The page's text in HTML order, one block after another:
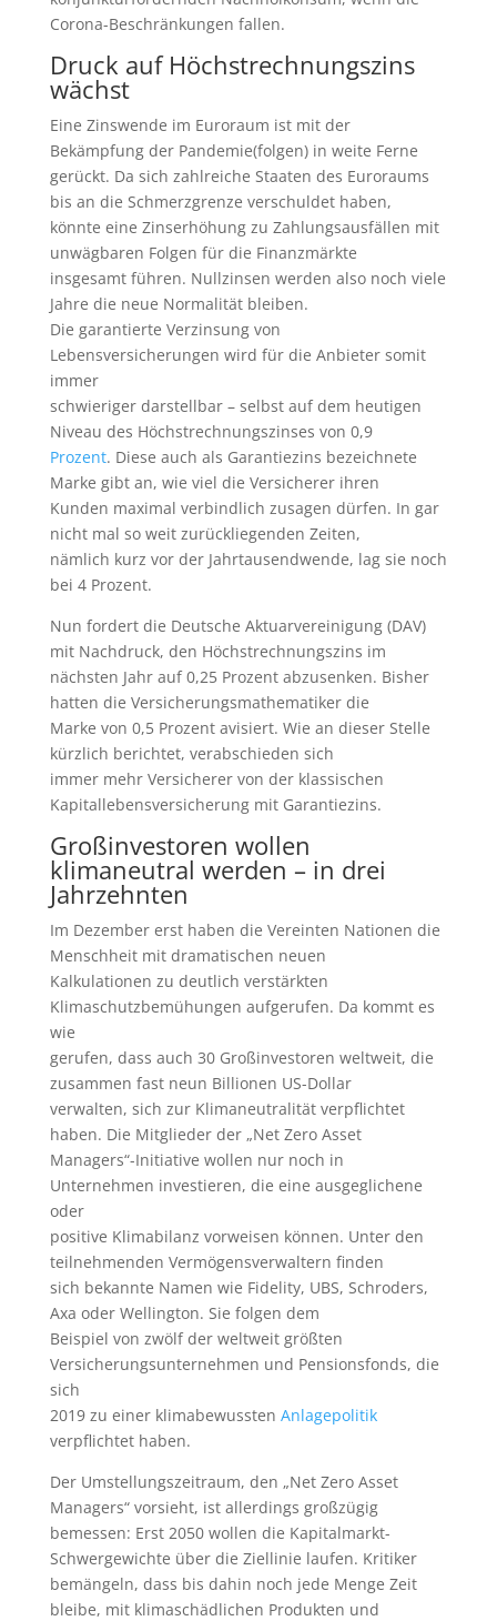
Corona-Beschränkungen fallen.
Druck auf Höchstrechnungszins
wächst
Eine Zinswende im Euroraum ist mit der
Bekämpfung der Pandemie(folgen) in weite Ferne
gerückt. Da sich zahlreiche Staaten des Euroraums
bis an die Schmerzgrenze verschuldet haben,
könnte eine Zinserhöhung zu Zahlungsausfällen mit
unwägbaren Folgen für die Finanzmärkte
insgesamt führen. Nullzinsen werden also noch viele
Jahre die neue Normalität bleiben.
Die garantierte Verzinsung von
Lebensversicherungen wird für die Anbieter somit
immer
schwieriger darstellbar – selbst auf dem heutigen
Niveau des Höchstrechnungszinses von 0,9
Prozent. Diese auch als Garantiezins bezeichnete
Marke gibt an, wie viel die Versicherer ihren
Kunden maximal verbindlich zusagen dürfen. In gar
nicht mal so weit zurückliegenden Zeiten,
nämlich kurz vor der Jahrtausendwende, lag sie noch
bei 4 Prozent.
Nun fordert die Deutsche Aktuarvereinigung (DAV)
mit Nachdruck, den Höchstrechnungszins im
nächsten Jahr auf 0,25 Prozent abzusenken. Bisher
hatten die Versicherungsmathematiker die
Marke von 0,5 Prozent avisiert. Wie an dieser Stelle
kürzlich berichtet, verabschieden sich
immer mehr Versicherer von der klassischen
Kapitallebensversicherung mit Garantiezins.
Großinvestoren wollen
klimaneutral werden – in drei
Jahrzehnten
Im Dezember erst haben die Vereinten Nationen die
Menschheit mit dramatischen neuen
Kalkulationen zu deutlich verstärkten
Klimaschutzbemühungen aufgerufen. Da kommt es
wie
gerufen, dass auch 30 Großinvestoren weltweit, die
zusammen fast neun Billionen US-Dollar
verwalten, sich zur Klimaneutralität verpflichtet
haben. Die Mitglieder der „Net Zero Asset
Managers“-Initiative wollen nur noch in
Unternehmen investieren, die eine ausgeglichene
oder
positive Klimabilanz vorweisen können. Unter den
teilnehmenden Vermögensverwaltern finden
sich bekannte Namen wie Fidelity, UBS, Schroders,
Axa oder Wellington. Sie folgen dem
Beispiel von zwölf der weltweit größten
Versicherungsunternehmen und Pensionsfonds, die
sich
2019 zu einer klimabewussten Anlagepolitik
verpflichtet haben.
Der Umstellungszeitraum, den „Net Zero Asset
Managers“ vorsieht, ist allerdings großzügig
bemessen: Erst 2050 wollen die Kapitalmarkt-
Schwergewichte über die Ziellinie laufen. Kritiker
bemängeln, dass bis dahin noch jede Menge Zeit
bleibe, mit klimaschädlichen Produkten und